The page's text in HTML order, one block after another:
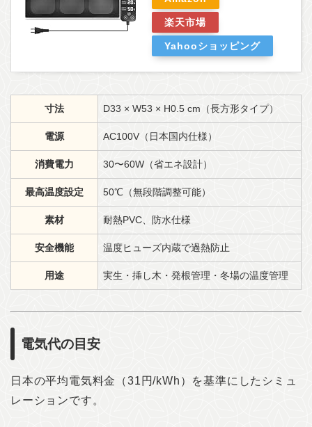
楽天市場
Yahooショッピング
寸法 D33 × W53 × H0.5 cm（長方形タイプ）
電源 AC100V（日本国内仕様）
消費電力 30〜60W（省エネ設計）
最高温度設定 50℃（無段階調整可能）
素材 耐熱PVC、防水仕様
安全機能 温度ヒューズ内蔵で過熱防止
用途 実生・挿し木・発根管理・冬場の温度管理
電気代の目安
日本の平均電気料金（31円/kWh）を基準にしたシミュ
レーションです。